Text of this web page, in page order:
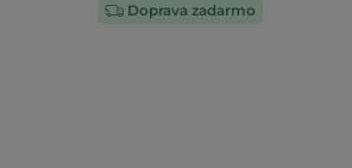
Doprava zadarmo